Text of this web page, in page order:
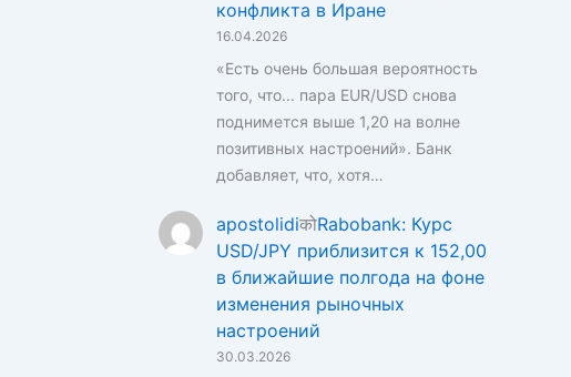
конфликта в Иране
16.04.2026
«Есть очень большая вероятность
того, что... пара EUR/USD снова
поднимется выше 1,20 на волне
позитивных настроений». Банк
добавляет, что, хотя…
apostolidiकोRabobank: Курс
USD/JPY приблизится к 152,00
в ближайшие полгода на фоне
изменения рыночных
настроений
30.03.2026